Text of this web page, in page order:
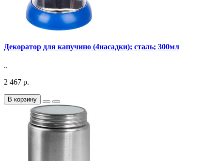
Декоратор для капучино (4насадки); сталь; 300мл
..
2 467 р.
В корзину